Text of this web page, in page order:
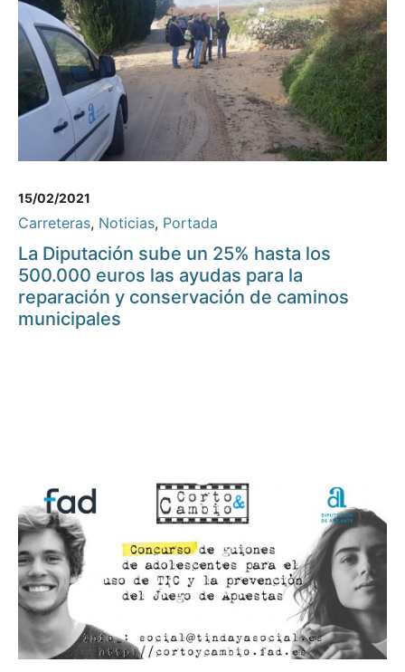
15/02/2021
Carreteras, Noticias, Portada
La Diputación sube un 25% hasta los
500.000 euros las ayudas para la
reparación y conservación de caminos
municipales